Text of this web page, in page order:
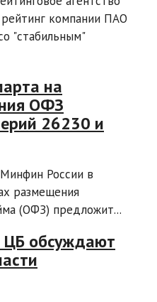
компании ПАО
"стабильным"
на
ОФЗ
26230 и
России в
размещения
(ОФЗ) предложит...
ЦБ обсуждают